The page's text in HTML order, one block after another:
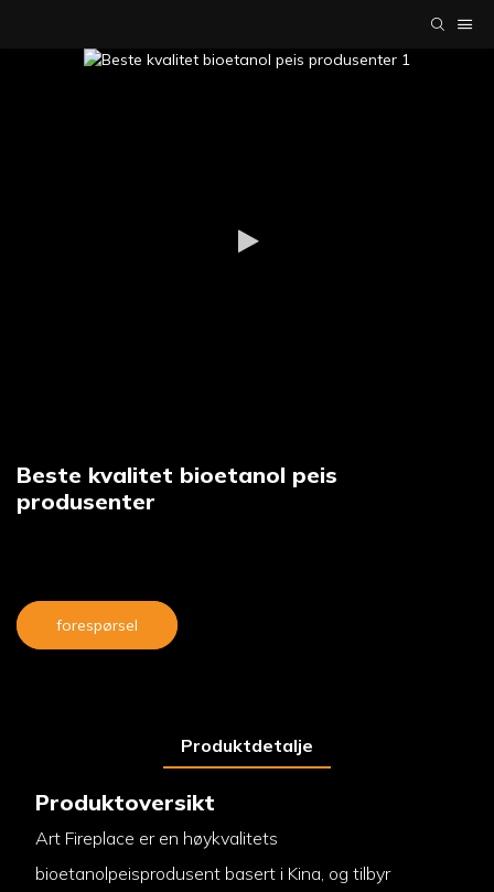
Beste kvalitet bioetanol peis
produsenter
forespørsel
Produktdetalje
Produktoversikt
Art Fireplace er en høykvalitets
bioetanolpeisprodusent basert i Kina, og tilbyr